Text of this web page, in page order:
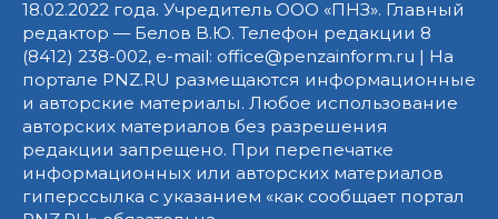
18.02.2022 года. Учредитель ООО «ПНЗ». Главный
редактор — Белов В.Ю. Телефон редакции 8
(8412) 238-002, e-mail: office@penzainform.ru | На
портале PNZ.RU размещаются информационные
и авторские материалы. Любое использование
авторских материалов без разрешения
редакции запрещено. При перепечатке
информационных или авторских материалов
гиперссылка с указанием «как сообщает портал